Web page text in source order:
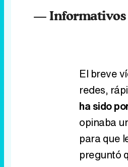
— Informativos
El breve
redes,
ha sido
opinaba
para que
preguntó